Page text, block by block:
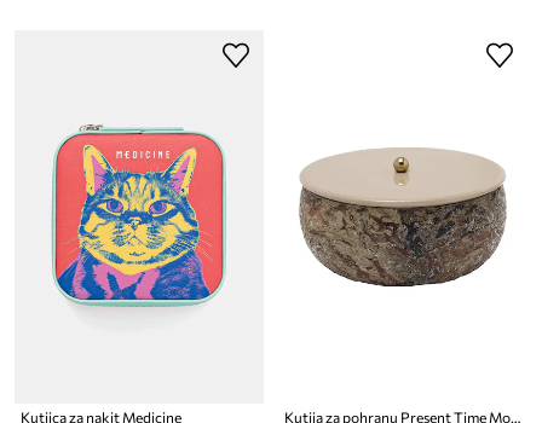
Kutijca za nakit Medicine Kutija za pohranu Present Time Mosaic Marble 16,5 x 7,5 cm